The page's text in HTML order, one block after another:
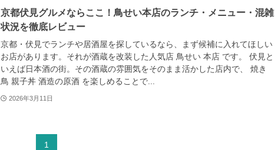
京都伏見グルメならここ！鳥せい本店のランチ・メニュー・混雑
状況を徹底レビュー
京都・伏見でランチや居酒屋を探しているなら、まず候補に入れてほしい
お店があります。それが酒蔵を改装した人気店 鳥せい 本店 です。 伏見と
いえば日本酒の街。その酒蔵の雰囲気をそのまま活かした店内で、 焼き
鳥 親子丼 酒造の原酒 を楽しめることで...
2026年3月11日
1